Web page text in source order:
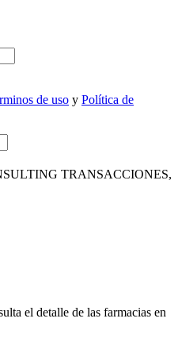
de uso y Política de
TRANSACCIONES,
el detalle de las farmacias en